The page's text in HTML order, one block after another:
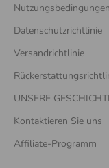
Nutzungsbedingungen
Datenschutzrichtlinie
Versandrichtlinie
UNSERE
Kontaktieren Sie uns
Affiliate-Programm